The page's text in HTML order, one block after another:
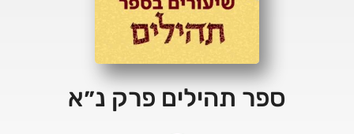
ספר תהילים פרק נ״א